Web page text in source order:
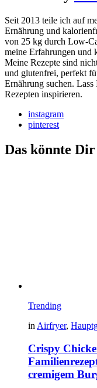
Seit 2013 teile ich auf
Ernährung und
von 25 kg durch Low-
meine Erfahrungen und
Meine Rezepte sind
und glutenfrei, perfekt
Ernährung suchen.
Rezepten inspirieren.
instagram
pinterest
Das könnte
Trending
inAirfryer,
Crispy
cremigem